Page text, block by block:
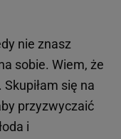
nie znasz
sobie. Wiem, że
się na
przyzwyczaić
i